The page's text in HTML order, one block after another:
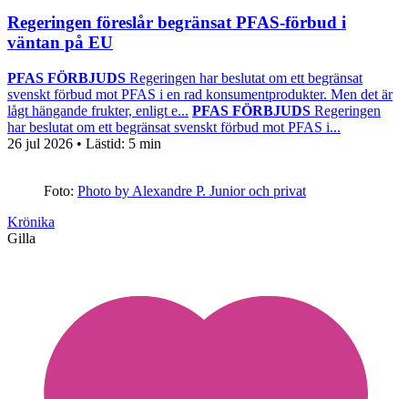
Regeringen föreslår begränsat PFAS-förbud i
väntan på EU
PFAS FÖRBJUDS Regeringen har beslutat om ett begränsat
svenskt förbud mot PFAS i en rad konsumentprodukter. Men det är
lågt hängande frukter, enligt e... PFAS FÖRBJUDS Regeringen
har beslutat om ett begränsat svenskt förbud mot PFAS i...
26 jul 2026 • Lästid: 5 min
Foto: Photo by Alexandre P. Junior och privat
Krönika
Gilla